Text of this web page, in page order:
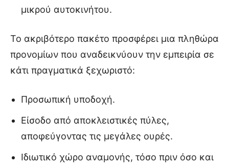
μικρού αυτοκινήτου.
Το ακριβότερο πακέτο προσφέρει μια πληθώρα
προνομίων που αναδεικνύουν την εμπειρία σε
κάτι πραγματικά ξεχωριστό:
Προσωπική υποδοχή.
Είσοδο από αποκλειστικές πύλες,
αποφεύγοντας τις μεγάλες ουρές.
Ιδιωτικό χώρο αναμονής, τόσο πριν όσο και